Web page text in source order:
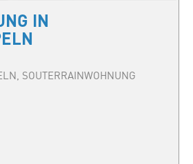
IN
SOUTERRAINWOHNUNG